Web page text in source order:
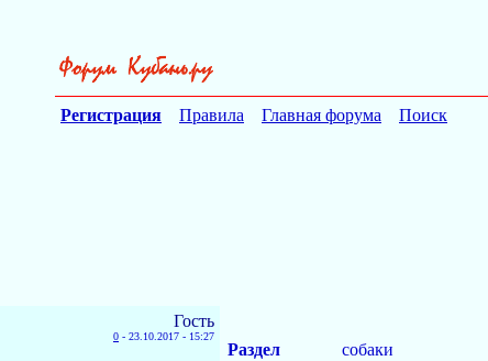
Регистрация Правила Главная форума Поиск
Гость
0 - 23.10.2017 - 15:27
Раздел
собаки